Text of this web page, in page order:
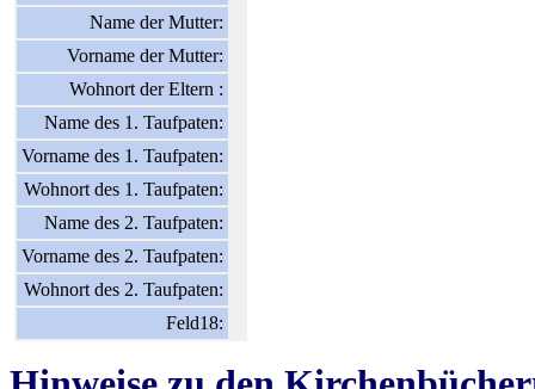
Name der Mutter:
Vorname der Mutter:
Wohnort der Eltern :
Name des 1. Taufpaten:
Vorname des 1. Taufpaten:
Wohnort des 1. Taufpaten:
Name des 2. Taufpaten:
Vorname des 2. Taufpaten:
Wohnort des 2. Taufpaten:
Feld18: